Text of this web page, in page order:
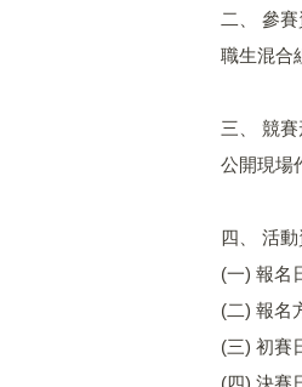
二、 參
職生混合
三、 競
公開現場
四、 活動
(一) 報名
(二) 報名
(三) 初賽
(四) 決賽